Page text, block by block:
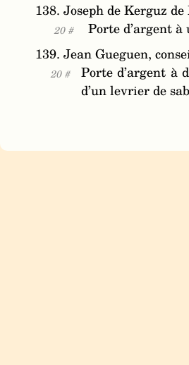
138. Joseph de Kerguz
20 #
Porte d’argent à
139. Jean Gueguen,
20 #
Porte d’argent à
d’un levrier de